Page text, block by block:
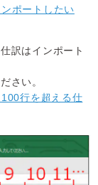
ポートしたい
訳はインポート
さい。
行を超える仕